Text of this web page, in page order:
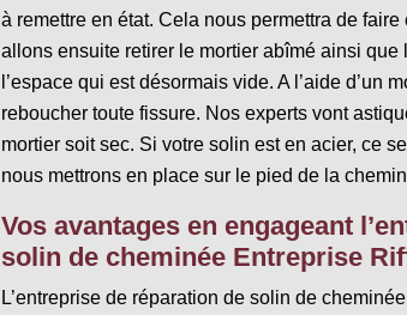
à remettre en état. Cela nous permettra de
allons ensuite retirer le mortier abîmé ainsi que
l’espace qui est désormais vide. A l’aide d’un
reboucher toute fissure. Nos experts vont
mortier soit sec. Si votre solin est en acier, ce
nous mettrons en place sur le pied de la
Vos avantages en engageant
solin de cheminée Entreprise
L’entreprise de réparation de solin de